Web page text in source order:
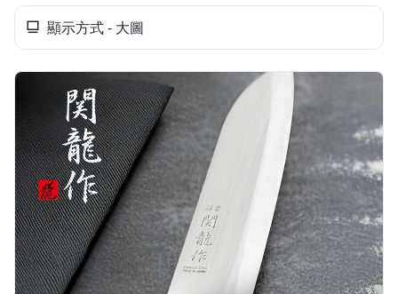
免運專區
顯示方式 - 大圖